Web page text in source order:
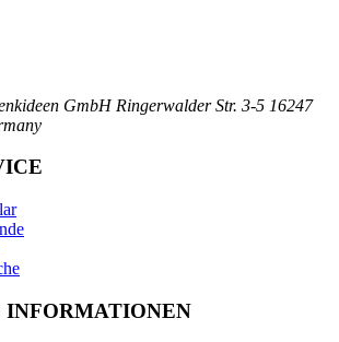
GmbH Ringerwalder Str. 3-5 16247